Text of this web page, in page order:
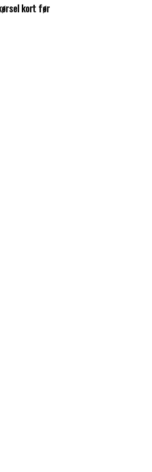
kort før